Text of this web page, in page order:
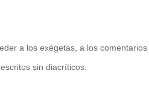
a los exégetas, a los
sin diacríticos.